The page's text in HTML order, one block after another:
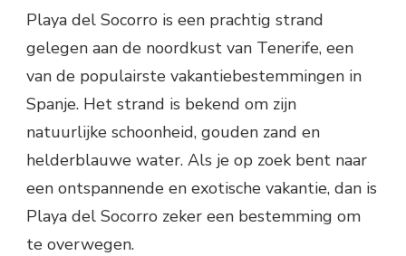
Playa del Socorro is een prachtig strand
gelegen aan de noordkust van Tenerife, een
van de populairste vakantiebestemmingen in
Spanje. Het strand is bekend om zijn
natuurlijke schoonheid, gouden zand en
helderblauwe water. Als je op zoek bent naar
een ontspannende en exotische vakantie, dan is
Playa del Socorro zeker een bestemming om
te overwegen.